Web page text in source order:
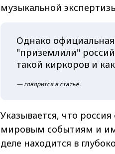
музыкальной
Однако
"приземлили"
такой киркоров и
— говорится в статье.
Указывается, что
мировым событиям и
деле находится в